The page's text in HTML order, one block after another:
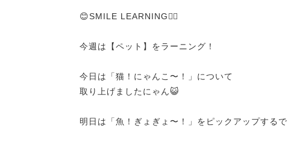
😊SMILE LEARNING✍🏻
今週は【ペット】をラーニング！
今日は「猫！にゃんこ〜！」について
取り上げましたにゃん😺
明日は「魚！ぎょぎょ〜！」をピックアップする